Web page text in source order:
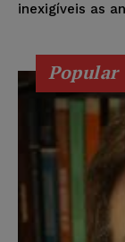
inexigíveis as
Popular